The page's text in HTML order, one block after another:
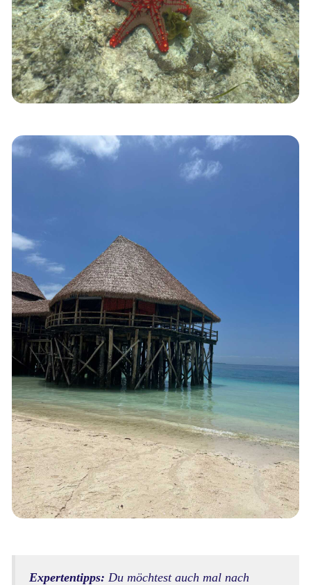
Expertentipps: Du möchtest auch mal nach